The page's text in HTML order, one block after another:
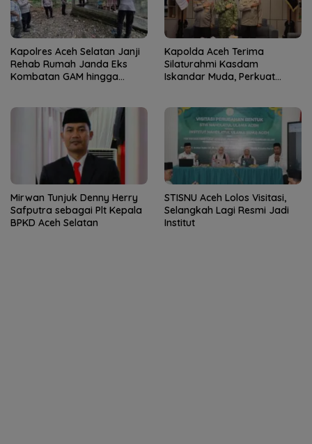
Kapolres Aceh Selatan Janji
Rehab Rumah Janda Eks
Kombatan GAM hingga
Kapolda Aceh Terima
Silaturahmi Kasdam
Iskandar Muda, Perkuat
Mirwan Tunjuk Denny Herry
Safputra sebagai Plt Kepala
BPKD Aceh Selatan
STISNU Aceh Lolos Visitasi,
Selangkah Lagi Resmi Jadi
Institut